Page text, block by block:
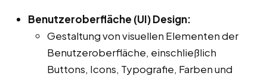
Benutzeroberfläche (UI) Design:
Gestaltung von visuellen Elementen der
Benutzeroberfläche, einschließlich
Buttons, Icons, Typografie, Farben und